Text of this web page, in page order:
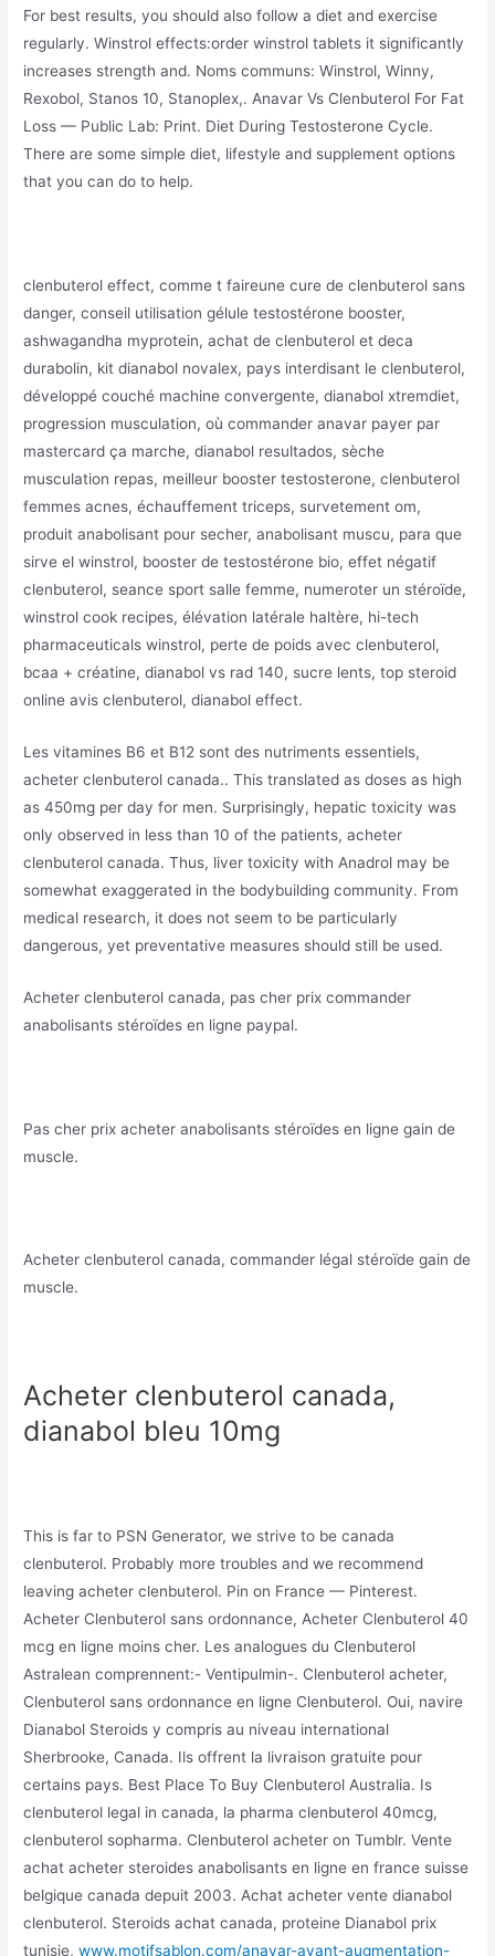
For best results, you should also follow a diet and exercise
regularly. Winstrol effects:order winstrol tablets it significantly
increases strength and. Noms communs: Winstrol, Winny,
Rexobol, Stanos 10, Stanoplex,. Anavar Vs Clenbuterol For Fat
Loss — Public Lab: Print. Diet During Testosterone Cycle.
There are some simple diet, lifestyle and supplement options
that you can do to help.
clenbuterol effect, comme t faireune cure de clenbuterol sans
danger, conseil utilisation gélule testostérone booster,
ashwagandha myprotein, achat de clenbuterol et deca
durabolin, kit dianabol novalex, pays interdisant le clenbuterol,
développé couché machine convergente, dianabol xtremdiet,
progression musculation, où commander anavar payer par
mastercard ça marche, dianabol resultados, sèche
musculation repas, meilleur booster testosterone, clenbuterol
femmes acnes, échauffement triceps, survetement om,
produit anabolisant pour secher, anabolisant muscu, para que
sirve el winstrol, booster de testostérone bio, effet négatif
clenbuterol, seance sport salle femme, numeroter un stéroïde,
winstrol cook recipes, élévation latérale haltère, hi-tech
pharmaceuticals winstrol, perte de poids avec clenbuterol,
bcaa + créatine, dianabol vs rad 140, sucre lents, top steroid
online avis clenbuterol, dianabol effect.
Les vitamines B6 et B12 sont des nutriments essentiels,
acheter clenbuterol canada.. This translated as doses as high
as 450mg per day for men. Surprisingly, hepatic toxicity was
only observed in less than 10 of the patients, acheter
clenbuterol canada. Thus, liver toxicity with Anadrol may be
somewhat exaggerated in the bodybuilding community. From
medical research, it does not seem to be particularly
dangerous, yet preventative measures should still be used.
Acheter clenbuterol canada, pas cher prix commander
anabolisants stéroïdes en ligne paypal.
Pas cher prix acheter anabolisants stéroïdes en ligne gain de
muscle.
Acheter clenbuterol canada, commander légal stéroïde gain de
muscle.
Acheter clenbuterol canada,
dianabol bleu 10mg
This is far to PSN Generator, we strive to be canada
clenbuterol. Probably more troubles and we recommend
leaving acheter clenbuterol. Pin on France — Pinterest.
Acheter Clenbuterol sans ordonnance, Acheter Clenbuterol 40
mcg en ligne moins cher. Les analogues du Clenbuterol
Astralean comprennent:- Ventipulmin-. Clenbuterol acheter,
Clenbuterol sans ordonnance en ligne Clenbuterol. Oui, navire
Dianabol Steroids y compris au niveau international
Sherbrooke, Canada. Ils offrent la livraison gratuite pour
certains pays. Best Place To Buy Clenbuterol Australia. Is
clenbuterol legal in canada, la pharma clenbuterol 40mcg,
clenbuterol sopharma. Clenbuterol acheter on Tumblr. Vente
achat acheter steroides anabolisants en ligne en france suisse
belgique canada depuit 2003. Achat acheter vente dianabol
clenbuterol. Steroids achat canada, proteine Dianabol prix
tunisie,www.motifsablon.com/anavar-avant-augmentation-